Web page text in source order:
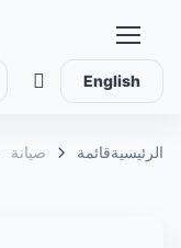
English
الرئيسيةقائمة صيانة